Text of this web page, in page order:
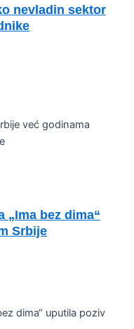
nevladin sektor
već godinama
„Ima bez dima“
Srbije
dima“ uputila poziv